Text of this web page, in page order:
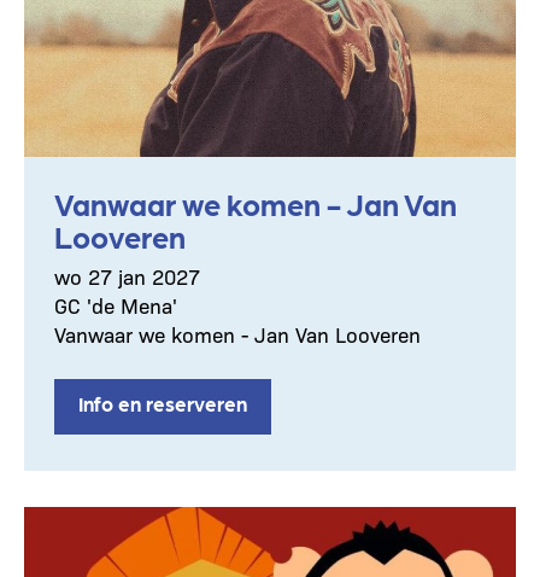
Vanwaar we komen - Jan Van
Looveren
wo 27 jan 2027
GC 'de Mena'
Vanwaar we komen - Jan Van Looveren
Info en reserveren